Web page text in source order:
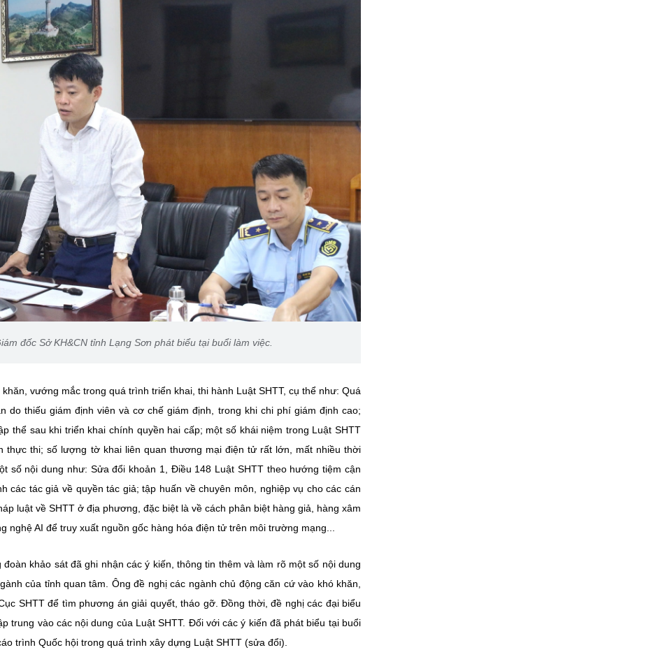
đốc Sở KH&CN tỉnh Lạng Sơn phát biểu tại buổi làm việc.
vướng mắc trong quá trình triển khai, thi hành Luật SHTT, cụ thể như: Quá
do thiếu giám định viên và cơ chế giám định, trong khi chi phí giám định cao;
thể sau khi triển khai chính quyền hai cấp; một số khái niệm trong Luật SHTT
thực thi; số lượng tờ khai liên quan thương mại điện tử rất lớn, mất nhiều thời
số nội dung như: Sửa đổi khoản 1, Điều 148 Luật SHTT theo hướng tiệm cận
các tác giả về quyền tác giả; tập huấn về chuyên môn, nghiệp vụ cho các cán
luật về SHTT ở địa phương, đặc biệt là về cách phân biệt hàng giả, hàng xâm
nghệ AI để truy xuất nguồn gốc hàng hóa điện tử trên môi trường mạng...
khảo sát đã ghi nhận các ý kiến, thông tin thêm và làm rõ một số nội dung
của tỉnh quan tâm. Ông đề nghị các ngành chủ động căn cứ vào khó khăn,
SHTT để tìm phương án giải quyết, tháo gỡ. Đồng thời, đề nghị các đại biểu
trung vào các nội dung của Luật SHTT. Đối với các ý kiến đã phát biểu tại buổi
trình Quốc hội trong quá trình xây dựng Luật SHTT (sửa đổi).